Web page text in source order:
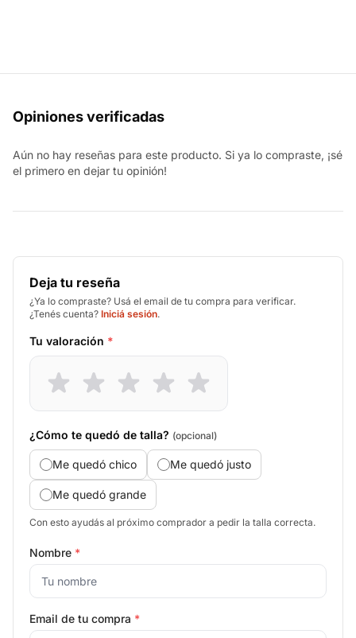
Opiniones verificadas
Aún no hay reseñas para este producto. Si ya lo compraste, ¡sé
el primero en dejar tu opinión!
Deja tu reseña
¿Ya lo compraste? Usá el email de tu compra para verificar.
¿Tenés cuenta? Iniciá sesión.
Tu valoración *
¿Cómo te quedó de talla? (opcional)
Me quedó chico Me quedó justo
Me quedó grande
Con esto ayudás al próximo comprador a pedir la talla correcta.
Nombre *
Email de tu compra *